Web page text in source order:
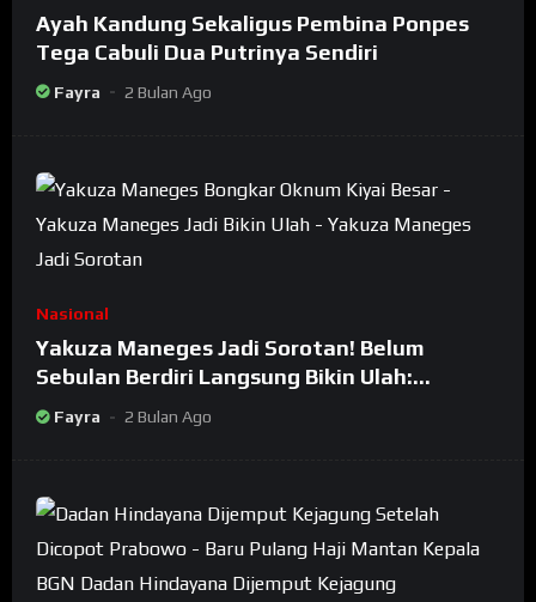
Ayah Kandung Sekaligus Pembina Ponpes
Tega Cabuli Dua Putrinya Sendiri
Fayra 2 Bulan Ago
Nasional
Yakuza Maneges Jadi Sorotan! Belum
Sebulan Berdiri Langsung Bikin Ulah:
Bongkar Oknum Kiyai Besar
Fayra 2 Bulan Ago